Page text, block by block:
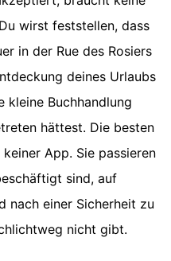
wirst feststellen, dass
in der Rue des Rosiers
deines Urlaubs
Buchhandlung
hättest. Die besten
App. Sie passieren
sind, auf
nach einer Sicherheit zu
nicht gibt.